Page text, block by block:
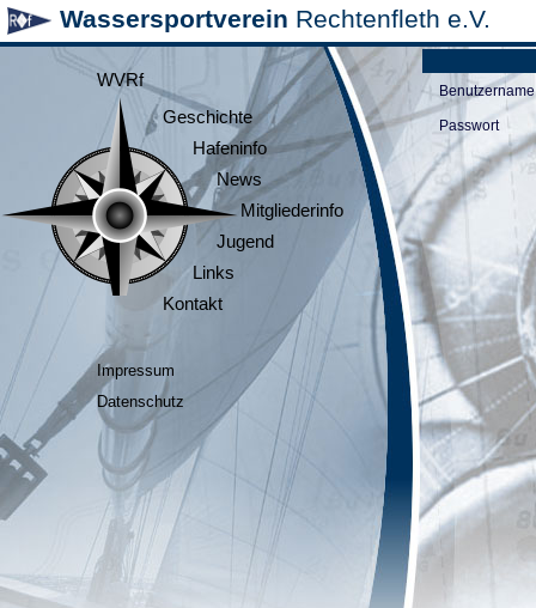
Wassersportverein Rechtenfleth e.V.
WVRf
Geschichte
Hafeninfo
News
Mitgliederinfo
Jugend
Links
Kontakt
Impressum
Datenschutz
Benutzername
Passwort